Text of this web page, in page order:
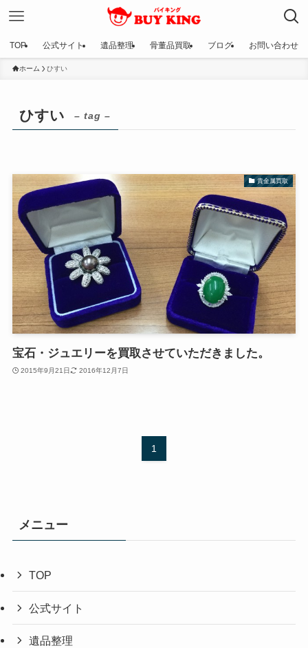
TOP 公式サイト 遺品整理 骨董品買取 ブログ お問い合わせ
ホーム ひすい
ひすい – tag –
貴金属買取
宝石・ジュエリーを買取させていただきました。
2015年9月21日 2016年12月7日
1
メニュー
TOP
公式サイト
遺品整理